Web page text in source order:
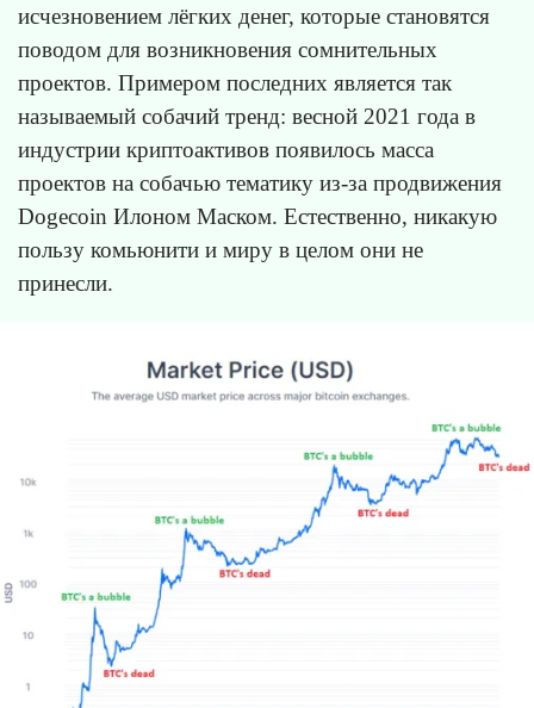
исчезновением лёгких денег, которые становятся
поводом для возникновения сомнительных
проектов. Примером последних является так
называемый собачий тренд: весной 2021 года в
индустрии криптоактивов появилось масса
проектов на собачью тематику из-за продвижения
Dogecoin Илоном Маском. Естественно, никакую
пользу комьюнити и миру в целом они не
принесли.